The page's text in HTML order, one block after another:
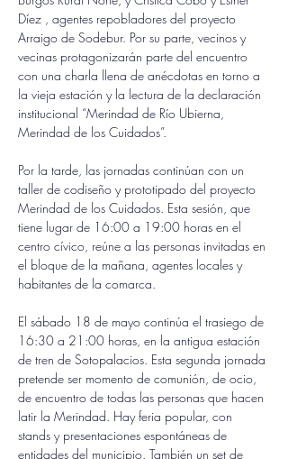
Díez , agentes repobladores del proyecto
Arraigo de Sodebur. Por su parte, vecinos y
vecinas protagonizarán parte del encuentro
con una charla llena de anécdotas en torno a
la vieja estación y la lectura de la declaración
institucional “Merindad de Río Ubierna,
Merindad de los Cuidados”.
Por la tarde, las jornadas continúan con un
taller de codiseño y prototipado del proyecto
Merindad de los Cuidados. Esta sesión, que
tiene lugar de 16:00 a 19:00 horas en el
centro cívico, reúne a las personas invitadas en
el bloque de la mañana, agentes locales y
habitantes de la comarca.
El sábado 18 de mayo continúa el trasiego de
16:30 a 21:00 horas, en la antigua estación
de tren de Sotopalacios. Esta segunda jornada
pretende ser momento de comunión, de ocio,
de encuentro de todas las personas que hacen
latir la Merindad. Hay feria popular, con
stands y presentaciones espontáneas de
entidades del municipio. También un set de